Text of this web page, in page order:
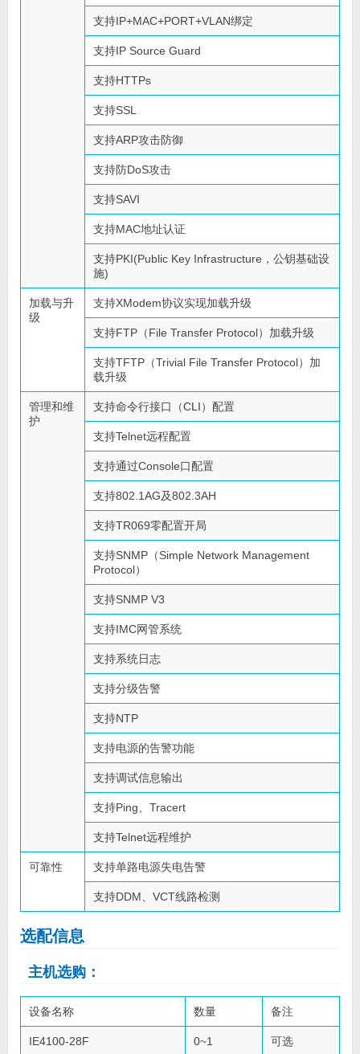
支持IP+MAC+PORT+VLAN绑定
支持IP Source Guard
支持HTTPs
支持SSL
支持ARP攻击防御
支持防DoS攻击
支持SAVI
支持MAC地址认证
支持PKI(Public Key Infrastructure，公钥基础设
施)
加载与升
级
支持XModem协议实现加载升级
支持FTP（File Transfer Protocol）加载升级
支持TFTP（Trivial File Transfer Protocol）加
载升级
管理和维
护
支持命令行接口（CLI）配置
支持Telnet远程配置
支持通过Console口配置
支持802.1AG及802.3AH
支持TR069零配置开局
支持SNMP（Simple Network Management
Protocol）
支持SNMP V3
支持IMC网管系统
支持系统日志
支持分级告警
支持NTP
支持电源的告警功能
支持调试信息输出
支持Ping、Tracert
支持Telnet远程维护
可靠性 支持单路电源失电告警
支持DDM、VCT线路检测
选配信息
主机选购：
设备名称 数量 备注
IE4100-28F 0~1 可选